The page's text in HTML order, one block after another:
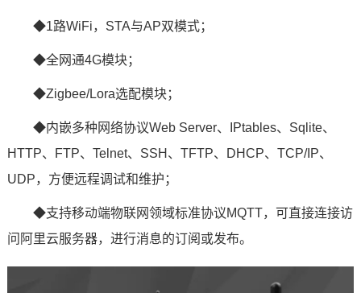
◆1路WiFi，STA与AP双模式；
◆全网通4G模块；
◆Zigbee/Lora选配模块；
◆内嵌多种网络协议Web Server、IPtables、Sqlite、
HTTP、FTP、Telnet、SSH、TFTP、DHCP、TCP/IP、
UDP，方便远程调试和维护；
◆支持移动端物联网领域标准协议MQTT，可直接连接访
问阿里云服务器，进行消息的订阅或发布。